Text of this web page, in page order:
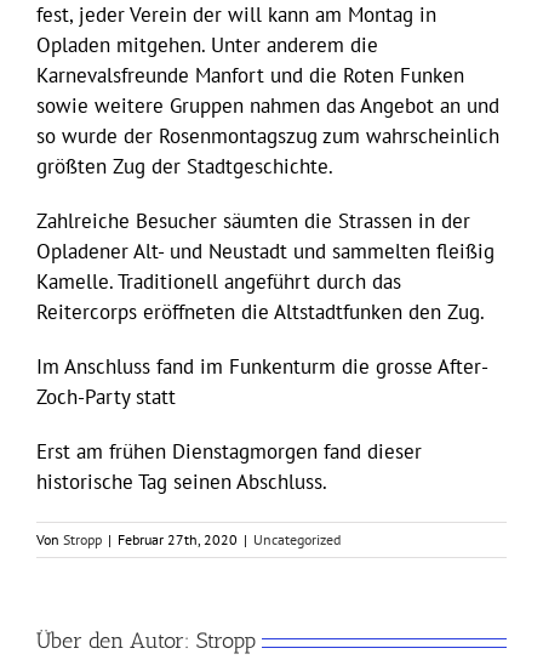
fest, jeder Verein der will kann am Montag in
Opladen mitgehen. Unter anderem die
Karnevalsfreunde Manfort und die Roten Funken
sowie weitere Gruppen nahmen das Angebot an und
so wurde der Rosenmontagszug zum wahrscheinlich
größten Zug der Stadtgeschichte.
Zahlreiche Besucher säumten die Strassen in der
Opladener Alt- und Neustadt und sammelten fleißig
Kamelle. Traditionell angeführt durch das
Reitercorps eröffneten die Altstadtfunken den Zug.
Im Anschluss fand im Funkenturm die grosse After-
Zoch-Party statt
Erst am frühen Dienstagmorgen fand dieser
historische Tag seinen Abschluss.
Von Stropp | Februar 27th, 2020 | Uncategorized
Über den Autor: Stropp